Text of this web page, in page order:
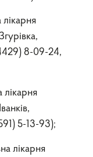
8-09-24,
лікарня
5-13-93);
лікарня